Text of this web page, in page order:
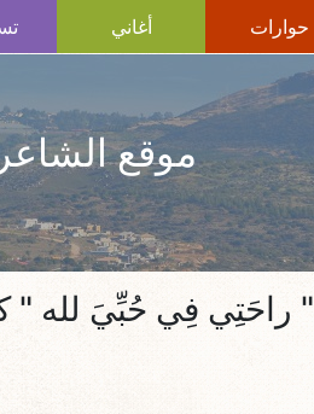
حوارات أغاني
موقع
" راحَتِي فِي حُبِّيَ لله "